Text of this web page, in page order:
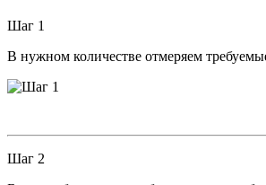
Шаг 1
В нужном количестве отмеряем
Шаг 2